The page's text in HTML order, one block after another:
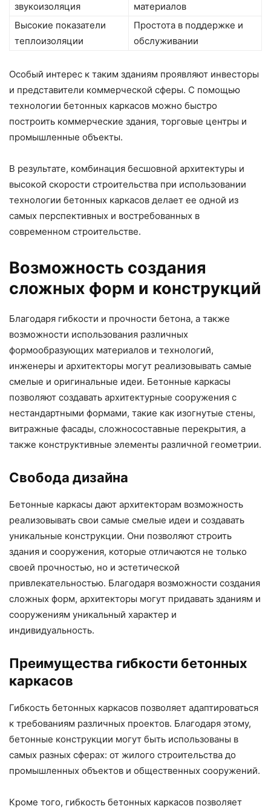
звукоизоляция
материалов
Высокие показатели
теплоизоляции
Простота в поддержке и
обслуживании
Особый интерес к таким зданиям проявляют инвесторы
и представители коммерческой сферы. С помощью
технологии бетонных каркасов можно быстро
построить коммерческие здания, торговые центры и
промышленные объекты.
В результате, комбинация бесшовной архитектуры и
высокой скорости строительства при использовании
технологии бетонных каркасов делает ее одной из
самых перспективных и востребованных в
современном строительстве.
Возможность создания
сложных форм и конструкций
Благодаря гибкости и прочности бетона, а также
возможности использования различных
формообразующих материалов и технологий,
инженеры и архитекторы могут реализовывать самые
смелые и оригинальные идеи. Бетонные каркасы
позволяют создавать архитектурные сооружения с
нестандартными формами, такие как изогнутые стены,
витражные фасады, сложносоставные перекрытия, а
также конструктивные элементы различной геометрии.
Свобода дизайна
Бетонные каркасы дают архитекторам возможность
реализовывать свои самые смелые идеи и создавать
уникальные конструкции. Они позволяют строить
здания и сооружения, которые отличаются не только
своей прочностью, но и эстетической
привлекательностью. Благодаря возможности создания
сложных форм, архитекторы могут придавать зданиям и
сооружениям уникальный характер и
индивидуальность.
Преимущества гибкости бетонных
каркасов
Гибкость бетонных каркасов позволяет адаптироваться
к требованиям различных проектов. Благодаря этому,
бетонные конструкции могут быть использованы в
самых разных сферах: от жилого строительства до
промышленных объектов и общественных сооружений.
Кроме того, гибкость бетонных каркасов позволяет